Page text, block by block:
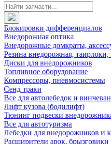
Блокировки дифференциалов
Внедорожная оптика
Внедорожные домкраты,
Резина внедорожная, таирлоки,
Диски для внедорожников
Топливное оборудование
Компрессоры, пневмосистемы
Сенд траки
Все для автолебедок и
Лифт кузова (бодилифт)
Тюнинг подвески
Все для автотуризма
Лебедки для внедорожников и
Расширители арок, брызговики